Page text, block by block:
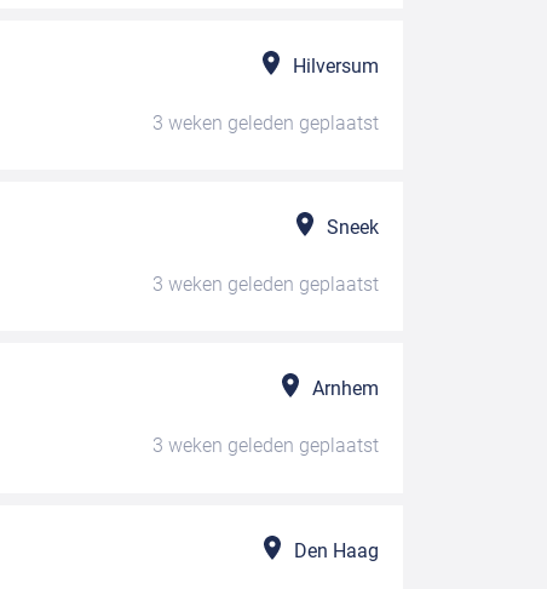
Hilversum
3 weken geleden geplaatst
Sneek
3 weken geleden geplaatst
Arnhem
3 weken geleden geplaatst
Den Haag